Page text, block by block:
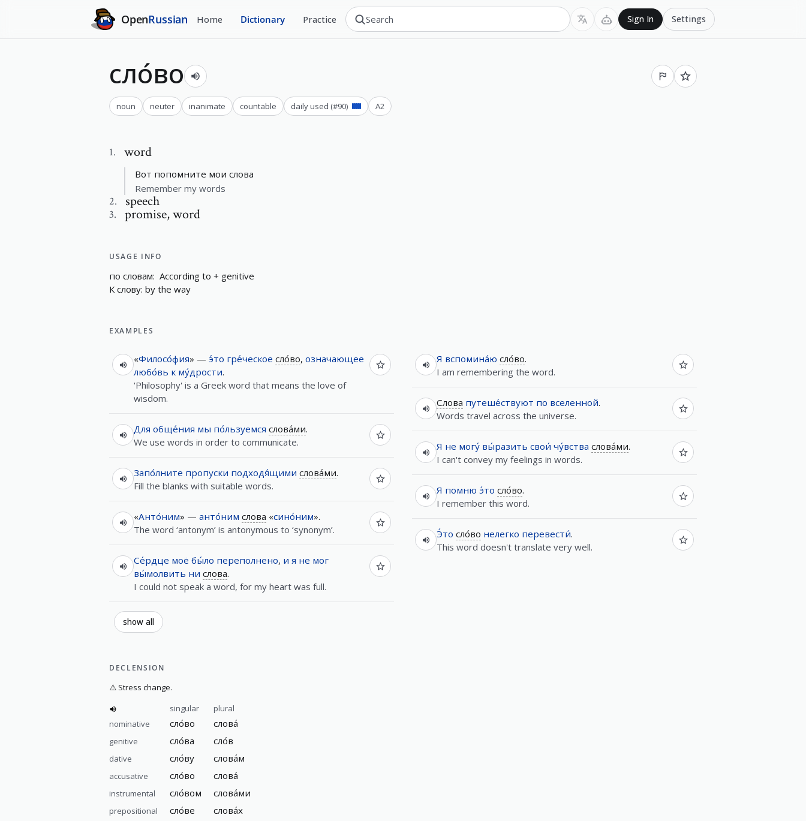
OpenRussian Home Dictionary Practice Sign In Settings
сло́во
noun neuter inanimate countable daily used (#90) A2
1. word
Вот попомните мои слова
Remember my words
2. speech
3. promise,word
USAGE INFO
по словам: According to + genitive
К слову: by the way
EXAMPLES
«Филосо́фия» — э́то гре́ческое сло́во, означающее
любо́вь к му́дрости.
'Philosophy' is a Greek word that means the love of
wisdom.
Для обще́ния мы по́льзуемся слова́ми.
We use words in order to communicate.
Запо́лните пропуски подходя́щими слова́ми.
Fill the blanks with suitable words.
«Анто́ним» — анто́ним слова «сино́ним».
The word ‘antonym’ is antonymous to ‘synonym’.
Се́рдце моё бы́ло переполнено, и я не мог
вы́молвить ни слова.
I could not speak a word, for my heart was full.
Я вспомина́ю сло́во.
I am remembering the word.
Слова путеше́ствуют по вселенной.
Words travel across the universe.
Я не могу́ вы́разить свои́ чу́вства слова́ми.
I can't convey my feelings in words.
Я помню э́то сло́во.
I remember this word.
Э́то сло́во нелегко перевести́.
This word doesn't translate very well.
show all
DECLENSION
⚠️ Stress change.
singular
plural
nominative
сло́во слова́
genitive сло́ва сло́в
dative сло́ву слова́м
accusative сло́во слова́
instrumental сло́вом слова́ми
prepositional сло́ве слова́х